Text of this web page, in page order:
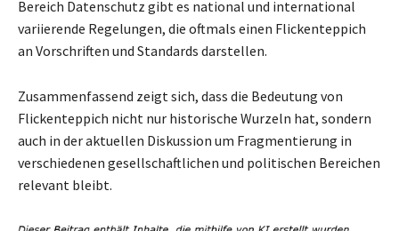
Bereich Datenschutz gibt es national und international
variierende Regelungen, die oftmals einen Flickenteppich
an Vorschriften und Standards darstellen.
Zusammenfassend zeigt sich, dass die Bedeutung von
Flickenteppich nicht nur historische Wurzeln hat, sondern
auch in der aktuellen Diskussion um Fragmentierung in
verschiedenen gesellschaftlichen und politischen Bereichen
relevant bleibt.